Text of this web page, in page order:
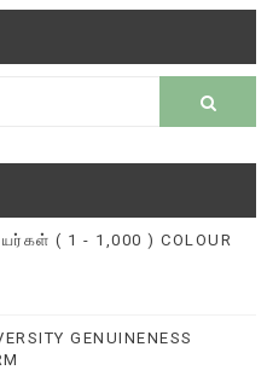
( 1 - 1,000 ) COLOUR
GENUINENESS